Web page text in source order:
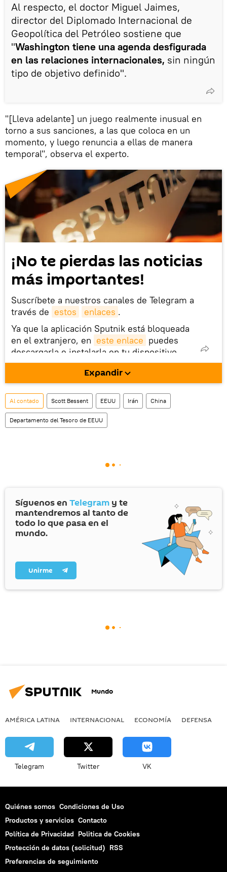
Al respecto, el doctor Miguel Jaimes,
director del Diplomado Internacional de
Geopolítica del Petróleo sostiene que
"Washington tiene una agenda desfigurada
en las relaciones internacionales, sin ningún
tipo de objetivo definido".
"[Lleva adelante] un juego realmente inusual en
torno a sus sanciones, a las que coloca en un
momento, y luego renuncia a ellas de manera
temporal", observa el experto.
¡No te pierdas las noticias
más importantes!
Suscríbete a nuestros canales de Telegram a
través de estos enlaces .
Ya que la aplicación Sputnik está bloqueada
en el extranjero, en este enlace puedes
descargarla e instalarla en tu dispositivo
móvil (¡solo para Android!).
Expandir
Al contado Scott Bessent EEUU Irán China
Departamento del Tesoro de EEUU
Síguenos en Telegram y te
mantendremos al tanto de
todo lo que pasa en el
mundo.
Unirme
Mundo
AMÉRICA LATINA INTERNACIONAL ECONOMÍA DEFENSA
Telegram Twitter VK
Quiénes somos Condiciones de Uso
Productos y servicios Contacto
Política de Privacidad Politica de Cookies
Protección de datos (solicitud) RSS
Preferencias de seguimiento